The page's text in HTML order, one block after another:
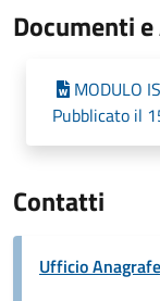
Documenti
MODULO
Pubblicato il
Contatti
Ufficio